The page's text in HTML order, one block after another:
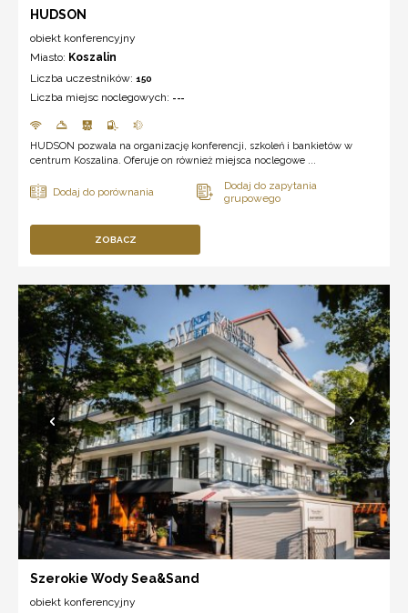
HUDSON
obiekt konferencyjny
Miasto: Koszalin
Liczba uczestników: 150
Liczba miejsc noclegowych: ---
HUDSON pozwala na organizację konferencji, szkoleń i bankietów w
centrum Koszalina. Oferuje on również miejsca noclegowe ...
ZOBACZ
Szerokie Wody Sea&Sand
obiekt konferencyjny